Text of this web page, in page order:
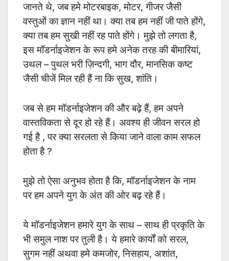
जानते थे, जब हमे मोटरबाइक, मोटर, गीजर जैसी
वस्तुओं का ज्ञान नहीं था। क्या तब हम नहीं जी पाते होंगे,
क्या तब हम सुखी नहीं रह पाते होंगे। मुझे तो लगता है,
इस मॉडर्नाइजेशन के रूप हमे अनेक तरह की बीमारियां,
उथल – पुथल भरी ज़िन्दगी, भाग दौर, मानसिक कष्ट
जैसी चीजें मिल रही हैं ना कि सुख, शांति।
जब से हम मॉडर्नाइजेशन की और बढ़े हैं, हम अपने
वास्तविकता से दूर हो रहे हैं। अवश्य ही जीवन सरल हो
गई है , पर क्या सरलता से किया जाने वाला काम सफल
होता है ?
मुझे तो ऐसा अनुभव होता है कि, मॉडर्नाइजेशन के नाम
पर हम अपने युग के अंत की ओर बढ़ रहे हैं।
ये मॉडर्नाइजेशन हमारे युग के साथ – साथ ही प्रकृति के
भी समुल नाश पर तुली है। ये हमारे कार्यों को सरल,
सुगम नहीं अथवा हमे कमजोर, निसहाय, अशांत,